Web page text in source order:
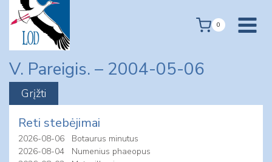
content
0
V. Pareigis. – 2004-05-06
Reti stebėjimai
2026-08-06
Botaurus minutus
2026-08-04
Numenius phaeopus